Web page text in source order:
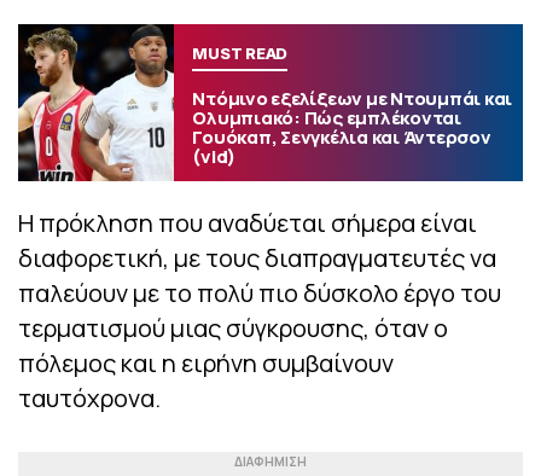
MUST READ
Ντόμινο εξελίξεων με Ντουμπάι και
Ολυμπιακό: Πώς εμπλέκονται
Γουόκαπ, Σενγκέλια και Άντερσον
(vid)
Η πρόκληση που αναδύεται σήμερα είναι
διαφορετική, με τους διαπραγματευτές να
παλεύουν με το πολύ πιο δύσκολο έργο του
τερματισμού μιας σύγκρουσης, όταν ο
πόλεμος και η ειρήνη συμβαίνουν
ταυτόχρονα.